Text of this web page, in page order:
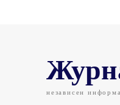
независен